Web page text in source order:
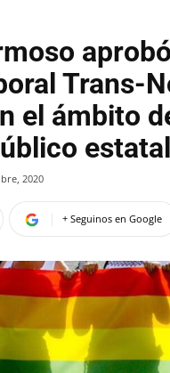
Trans-
el ámbito
estatal
2020
+ Seguinos en Google